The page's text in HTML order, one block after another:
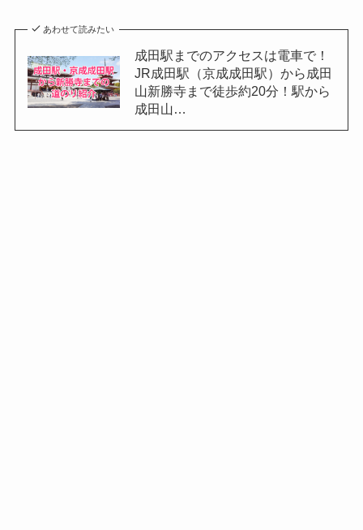
あわせて読みたい
成田駅までのアクセスは電車で！
JR成田駅（京成成田駅）から成田
山新勝寺まで徒歩約20分！駅から
成田山…